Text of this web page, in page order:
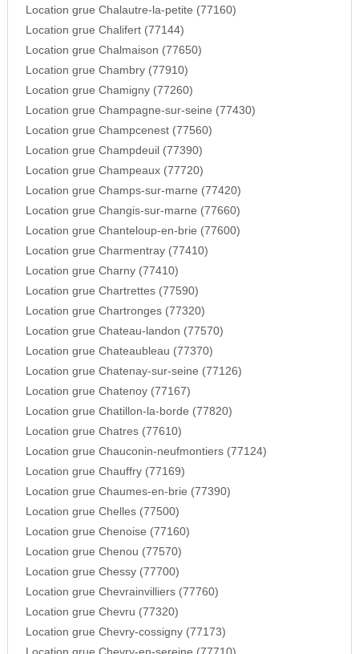
Location grue Chalautre-la-petite (77160)
Location grue Chalifert (77144)
Location grue Chalmaison (77650)
Location grue Chambry (77910)
Location grue Chamigny (77260)
Location grue Champagne-sur-seine (77430)
Location grue Champcenest (77560)
Location grue Champdeuil (77390)
Location grue Champeaux (77720)
Location grue Champs-sur-marne (77420)
Location grue Changis-sur-marne (77660)
Location grue Chanteloup-en-brie (77600)
Location grue Charmentray (77410)
Location grue Charny (77410)
Location grue Chartrettes (77590)
Location grue Chartronges (77320)
Location grue Chateau-landon (77570)
Location grue Chateaubleau (77370)
Location grue Chatenay-sur-seine (77126)
Location grue Chatenoy (77167)
Location grue Chatillon-la-borde (77820)
Location grue Chatres (77610)
Location grue Chauconin-neufmontiers (77124)
Location grue Chauffry (77169)
Location grue Chaumes-en-brie (77390)
Location grue Chelles (77500)
Location grue Chenoise (77160)
Location grue Chenou (77570)
Location grue Chessy (77700)
Location grue Chevrainvilliers (77760)
Location grue Chevru (77320)
Location grue Chevry-cossigny (77173)